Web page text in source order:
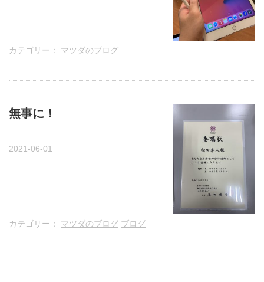
カテゴリー： マツダのブログ
無事に！
2021-06-01
カテゴリー： マツダのブログ ブログ